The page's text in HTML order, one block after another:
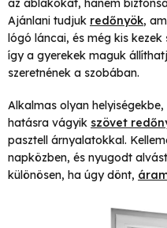
az ablakokat, hanem
Ajánlani tudjuk redőnyök,
lógó láncai, és még kis
így a gyerekek maguk
szeretnének a szobában.
Alkalmas olyan
hatásra vágyik szövet
pasztell árnyalatokkal.
napközben, és nyugodt
különösen, ha úgy dönt,